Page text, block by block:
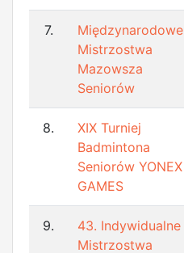
7.
Międzynarodowe
Mistrzostwa
Mazowsza
Seniorów
8.
XIX Turniej
Badmintona
Seniorów YONEX
GAMES
9.
43. Indywidualne
Mistrzostwa